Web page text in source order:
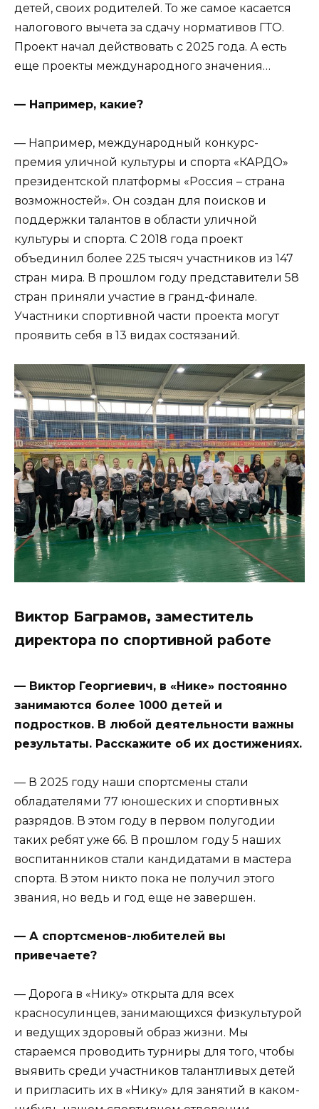
детей, своих родителей. То же самое касается
налогового вычета за сдачу нормативов ГТО.
Проект начал действовать с 2025 года. А есть
еще проекты международного значения…
— Например, какие?
— Например, международный конкурс-
премия уличной культуры и спорта «КАРДО»
президентской платформы «Россия – страна
возможностей». Он создан для поисков и
поддержки талантов в области уличной
культуры и спорта. С 2018 года проект
объединил более 225 тысяч участников из 147
стран мира. В прошлом году представители 58
стран приняли участие в гранд-финале.
Участники спортивной части проекта могут
проявить себя в 13 видах состязаний.
Виктор Баграмов, заместитель
директора по спортивной работе
— Виктор Георгиевич, в «Нике» постоянно
занимаются более 1000 детей и
подростков. В любой деятельности важны
результаты. Расскажите об их достижениях.
— В 2025 году наши спортсмены стали
обладателями 77 юношеских и спортивных
разрядов. В этом году в первом полугодии
таких ребят уже 66. В прошлом году 5 наших
воспитанников стали кандидатами в мастера
спорта. В этом никто пока не получил этого
звания, но ведь и год еще не завершен.
— А спортсменов-любителей вы
привечаете?
— Дорога в «Нику» открыта для всех
красносулинцев, занимающихся физкультурой
и ведущих здоровый образ жизни. Мы
стараемся проводить турниры для того, чтобы
выявить среди участников талантливых детей
и пригласить их в «Нику» для занятий в каком-